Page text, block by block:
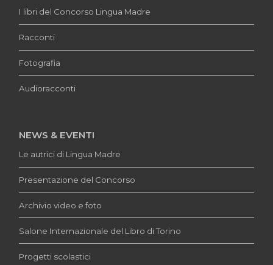
I libri del Concorso Lingua Madre
Racconti
Fotografia
Audioracconti
NEWS & EVENTI
Le autrici di Lingua Madre
Presentazione del Concorso
Archivio video e foto
Salone Internazionale del Libro di Torino
Progetti scolastici